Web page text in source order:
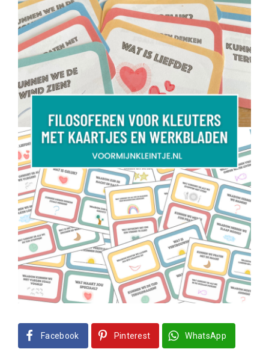
Facebook Pinterest WhatsApp